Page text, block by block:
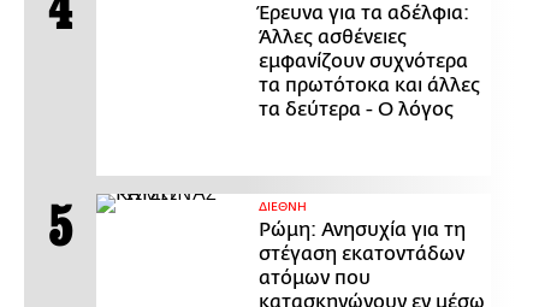
Έρευνα για τα αδέλφια:
Άλλες ασθένειες
εμφανίζουν συχνότερα
τα πρωτότοκα και άλλες
τα δεύτερα - Ο λόγος
ΔΙΕΘΝΗ
Ρώμη: Ανησυχία για τη
στέγαση εκατοντάδων
ατόμων που
κατασκηνώνουν εν μέσω